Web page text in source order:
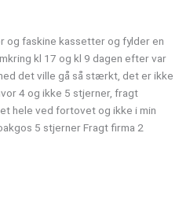
og faskine kassetter og fylder en
kl 17 og kl 9 dagen efter var
det ville gå så stærkt, det er ikke
4 og ikke 5 stjerner, fragt
hele ved fortovet og ikke i min
5 stjerner Fragt firma 2